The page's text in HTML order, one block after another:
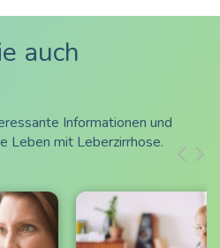
auch
Informationen und
Leben mit Leberzirrhose.